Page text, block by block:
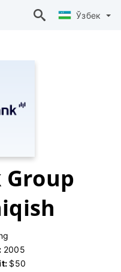
Ўзбек
2005
$50